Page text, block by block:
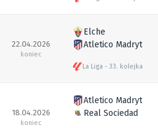
22.04.2026
koniec
Elche
Atletico Madryt
La Liga 33. kolejka
18.04.2026
koniec
Atletico Madryt
Real Sociedad